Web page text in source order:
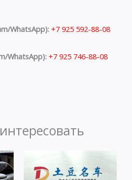
WhatsApp): +7 925 592-88-08
WhatsApp): +7 925 746-88-08